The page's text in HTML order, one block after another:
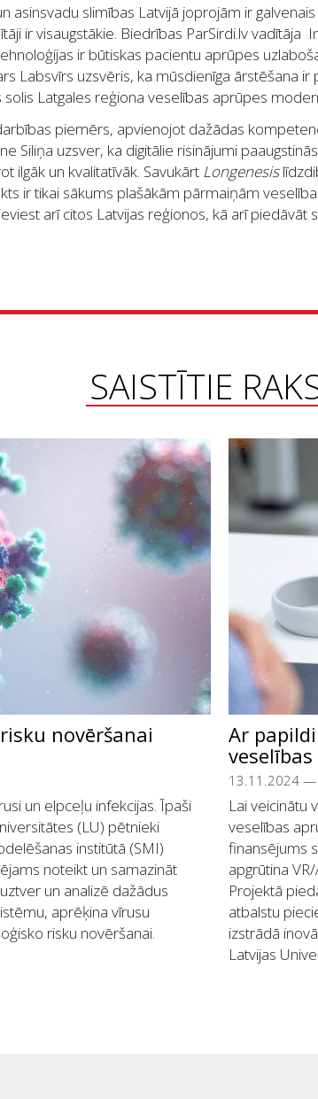
asinsvadu slimības Latvijā joprojām ir
ir visaugstākie. Biedrības ParSirdi.lv vadītāja
ir būtiskas pacientu aprūpes
Labsvīrs uzsvēris, ka mūsdienīga ārstēšana ir
Latgales reģiona veselības aprūpes
piemērs, apvienojot dažādas
Siliņa uzsver, ka digitālie risinājumi
ilgāk un kvalitatīvāk. SavukārtLongenesis
ir tikai sākums plašākām pārmaiņām
arī citos Latvijas reģionos, kā arī piedāvāt
SAISTĪTIE
novēršanai
un elpceļu infekcijas. Īpaši
(LU) pētnieki
institūtā (SMI)
noteikt un samazināt
un analizē dažādus
aprēķina vīrusu
risku novēršanai.
Ar
13.11.2024 —
Lai veicinātu
veselības
finansējums
apgrūtina
Projektā
atbalstu
izstrādā
Latvijas